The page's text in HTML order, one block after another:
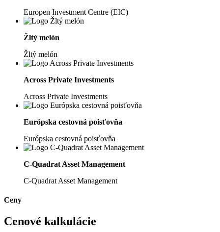
Europen Investment Centre (EIC)
Žltý melón
Žltý melón
Across Private Investments
Across Private Investments
Európska cestovná poisťovňa
Európska cestovná poisťovňa
C-Quadrat Asset Management
C-Quadrat Asset Management
Ceny
Cenové kalkulácie